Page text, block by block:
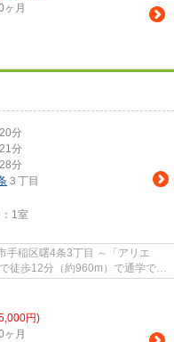
ヶ月
分
分
分
３丁目
1室
円)
ヶ月